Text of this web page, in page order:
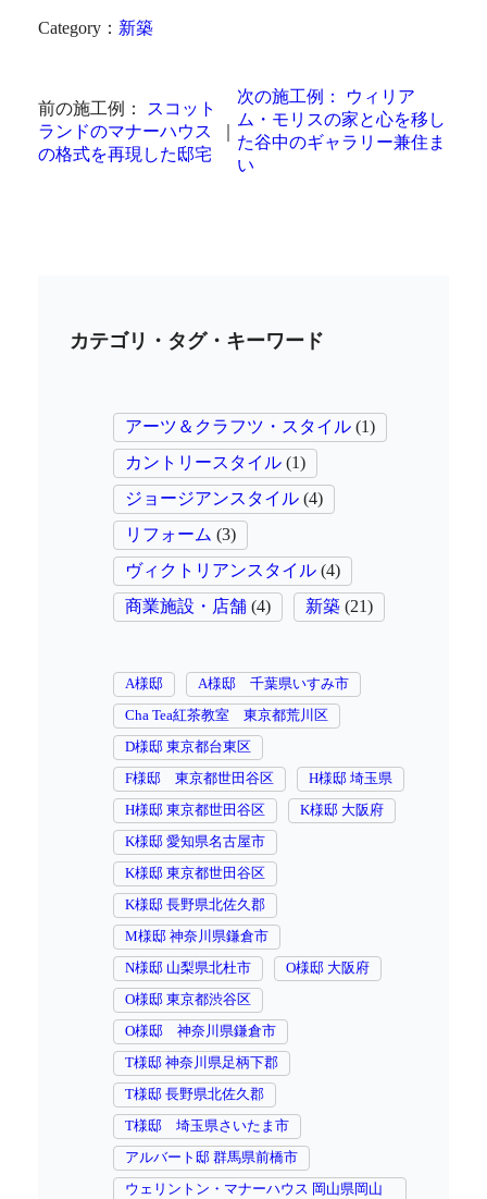
Category： 新築
前の施工例：
スコット
ランドのマナーハウス
の格式を再現した邸宅
次の施工例：
ウィリア
ム・モリスの家と心を移し
た谷中のギャラリー兼住ま
い
カテゴリ・タグ・キーワード
アーツ＆クラフツ・スタイル(1)
カントリースタイル(1)
ジョージアンスタイル(4)
リフォーム (3)
ヴィクトリアンスタイル(4)
商業施設・店舗(4) 新築(21)
A様邸 A様邸 千葉県いすみ市
Cha Tea紅茶教室 東京都荒川区
D様邸 東京都台東区
F様邸 東京都世田谷区 H様邸 埼玉県
H様邸 東京都世田谷区 K様邸 大阪府
K様邸 愛知県名古屋市
K様邸 東京都世田谷区
K様邸 長野県北佐久郡
M様邸 神奈川県鎌倉市
N様邸 山梨県北杜市 O様邸 大阪府
O様邸 東京都渋谷区
O様邸 神奈川県鎌倉市
T様邸 神奈川県足柄下郡
T様邸 長野県北佐久郡
T様邸 埼玉県さいたま市
アルバート邸 群馬県前橋市
ウェリントン・マナーハウス 岡山県岡山